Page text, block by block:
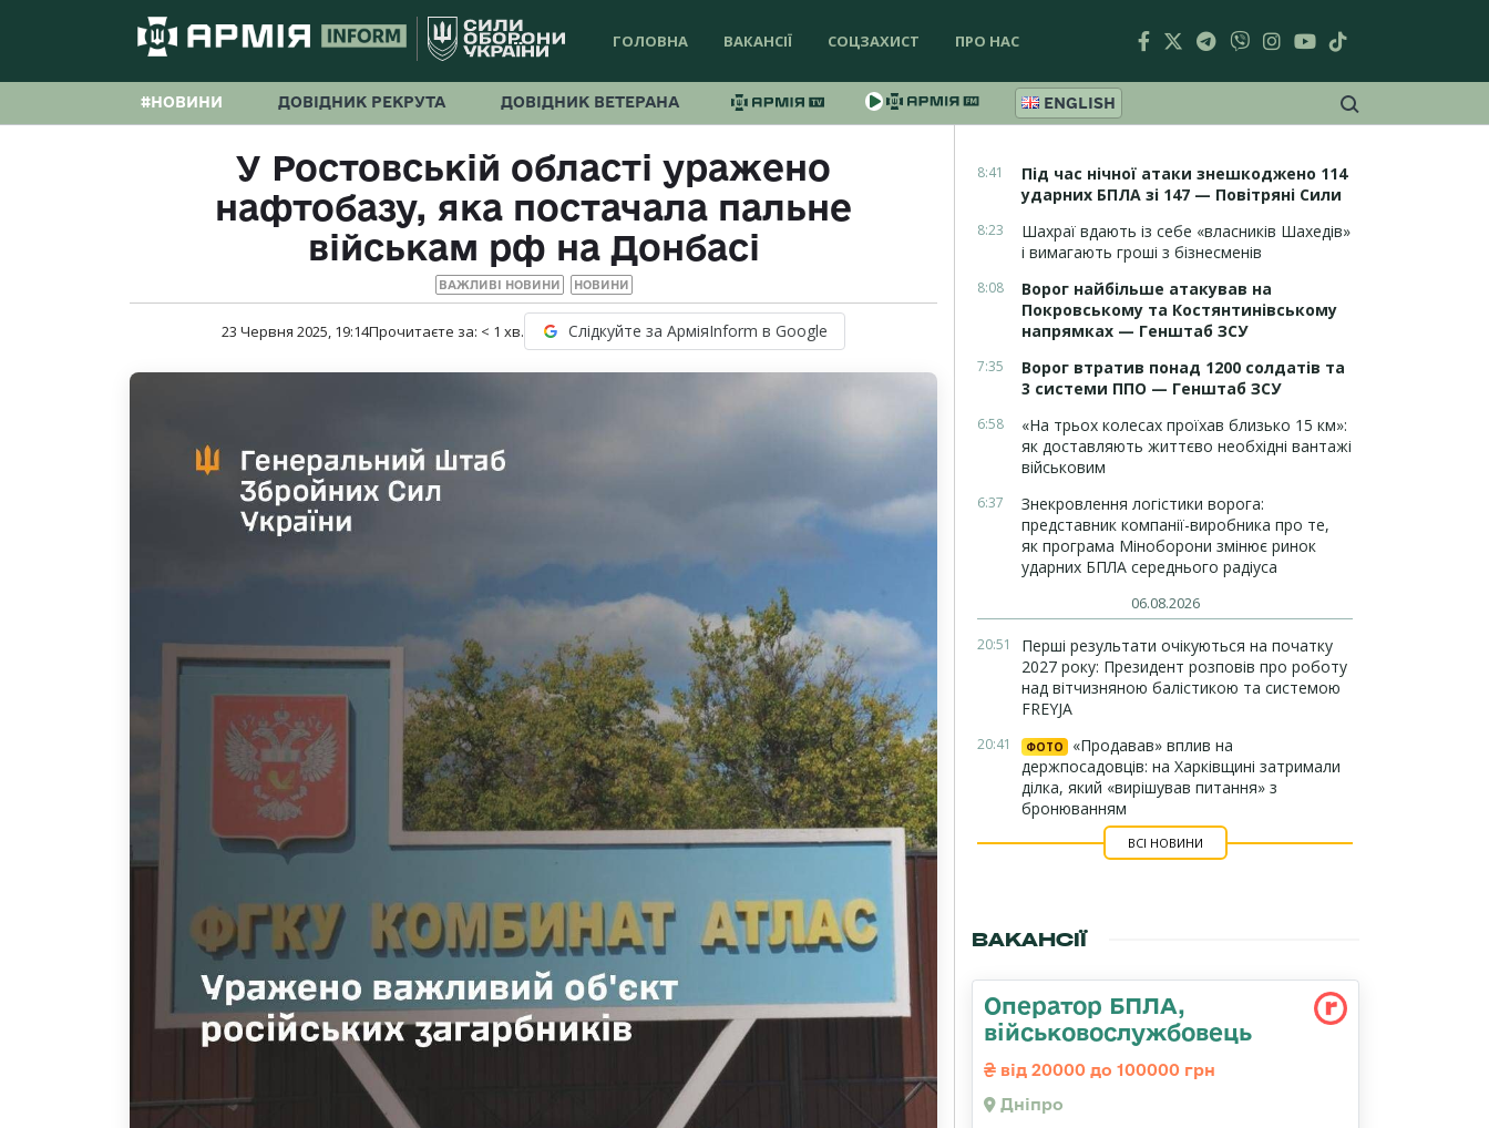
ГОЛОВНА ВАКАНСІЇ СОЦЗАХИСТ ПРО НАС
#НОВИНИ ДОВІДНИК РЕКРУТА ДОВІДНИК ВЕТЕРАНА ENGLISH
У Ростовській області уражено
нафтобазу, яка постачала пальне
військам рф на Донбасі
ВАЖЛИВІ НОВИНИ НОВИНИ
23 Червня 2025, 19:14Прочитаєте за: < 1 хв. Слідкуйте за АрміяInform в Google
8:41
Під час нічної атаки знешкоджено 114
ударних БПЛА зі 147 — Повітряні Сили
8:23
Шахраї вдають із себе «власників Шахедів»
і вимагають гроші з бізнесменів
8:08
Ворог найбільше атакував на
Покровському та Костянтинівському
напрямках — Генштаб ЗСУ
7:35
Ворог втратив понад 1200 солдатів та
3 системи ППО — Генштаб ЗСУ
6:58
«На трьох колесах проїхав близько 15 км»:
як доставляють життєво необхідні вантажі
військовим
6:37
Знекровлення логістики ворога:
представник компанії-виробника про те,
як програма Міноборони змінює ринок
ударних БПЛА середнього радіуса
06.08.2026
20:51
Перші результати очікуються на початку
2027 року: Президент розповів про роботу
над вітчизняною балістикою та системою
FREYJA
20:41 ФОТО
«Продавав» вплив на
держпосадовців: на Харківщині затримали
ділка, який «вирішував питання» з
бронюванням
ВСІ НОВИНИ
ВАКАНСІЇ
Оператор БПЛА,
військовослужбовець
від 20000 до 100000 грн
Дніпро